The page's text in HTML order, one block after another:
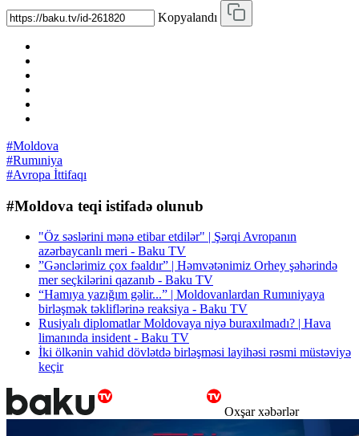
Kopyalandı
#Moldova
#Rumıniya
#Avropa İttifaqı
#Moldova teqi istifadə olunub
"Öz səslərini mənə etibar etdilər" | Şərqi Avropanın
azərbaycanlı meri - Baku TV
”Gənclərimiz çox fəaldır” | Həmvətənimiz Orhey şəhərində
mer seçkilərini qazanıb - Baku TV
“Hamıya yazığım gəlir...” | Moldovanlardan Rumıniyaya
birləşmək təkliflərinə reaksiya - Baku TV
Rusiyalı diplomatlar Moldovaya niyə buraxılmadı? | Hava
limanında insident - Baku TV
İki ölkənin vahid dövlətdə birləşməsi layihəsi rəsmi müstəviyə
keçir
Oxşar xəbərlər